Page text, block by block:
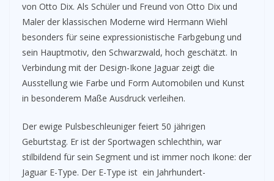
von Otto Dix. Als Schüler und Freund von Otto Dix und
Maler der klassischen Moderne wird Hermann Wiehl
besonders für seine expressionistische Farbgebung und
sein Hauptmotiv, den Schwarzwald, hoch geschätzt. In
Verbindung mit der Design-Ikone Jaguar zeigt die
Ausstellung wie Farbe und Form Automobilen und Kunst
in besonderem Maße Ausdruck verleihen.
Der ewige Pulsbeschleuniger feiert 50 jährigen
Geburtstag. Er ist der Sportwagen schlechthin, war
stilbildend für sein Segment und ist immer noch Ikone: der
Jaguar E-Type. Der E-Type ist ein Jahrhundert-